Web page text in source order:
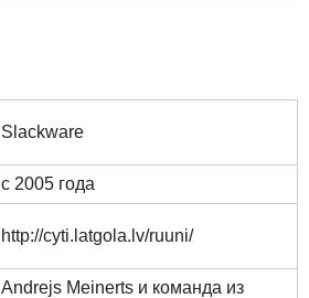
Slackware
с 2005 года
http://cyti.latgola.lv/ruuni/
Andrejs Meinerts и команда из